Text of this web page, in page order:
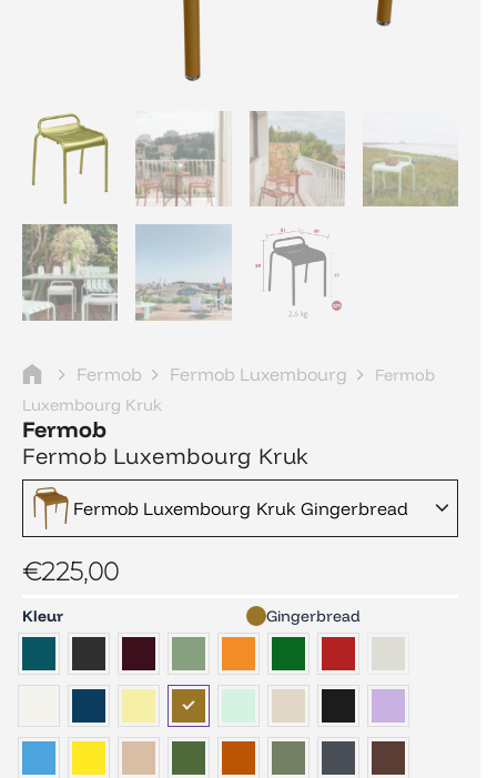
Fermob Fermob Luxembourg
Fermob
Luxembourg Kruk
Fermob
Fermob Luxembourg Kruk
Fermob Luxembourg Kruk Gingerbread
€225,00
Kleur Gingerbread
Fermob
Luxembourg